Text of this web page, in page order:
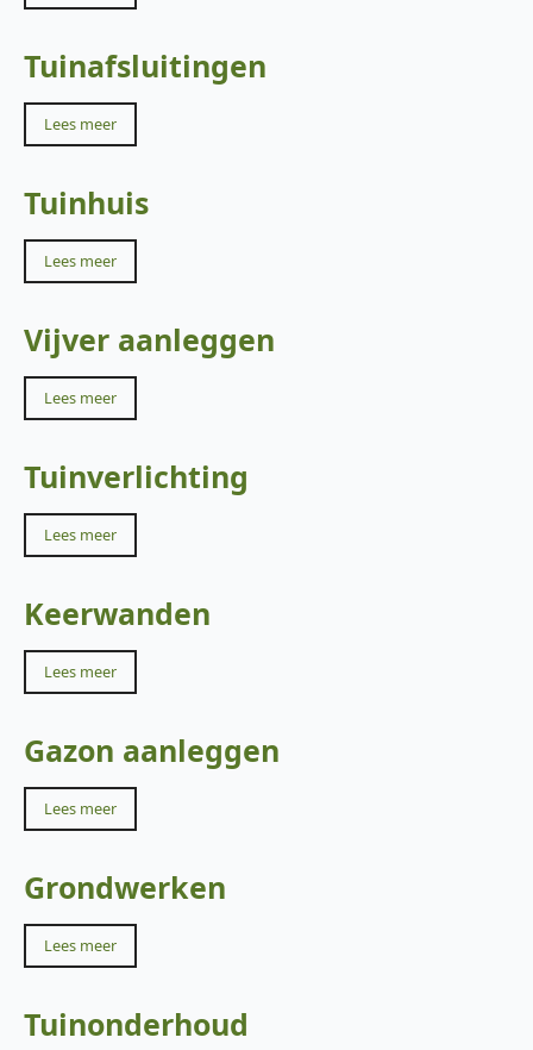
Tuinafsluitingen
Lees meer
Tuinhuis
Lees meer
Vijver aanleggen
Lees meer
Tuinverlichting
Lees meer
Keerwanden
Lees meer
Gazon aanleggen
Lees meer
Grondwerken
Lees meer
Tuinonderhoud